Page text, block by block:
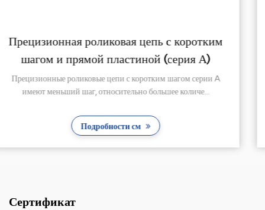
A
Прецизионная роликовая цепь с
шагом и прямой пластиной (серия
Размеры базовой цепи конвейерных роликовых
соответствуют стандартам ISO, ASME/ANSI, DIN,
Подробности см
Сертификат